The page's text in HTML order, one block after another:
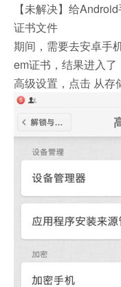
【未解决】给
证书文件
期间，需要去安卓手
em证书，结果进入了
高级设置，点击 从存